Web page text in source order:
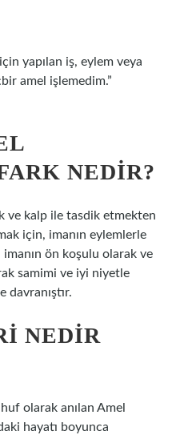
yapılan iş, eylem veya
amel işlemedim.”
NEDIR?
ve kalp ile tasdik etmekten
için, imanın eylemlerle
ön koşulu olarak ve
samimi ve iyi niyetle
davranıştır.
NEDIR
olarak anılan Amel
hayatı boyunca